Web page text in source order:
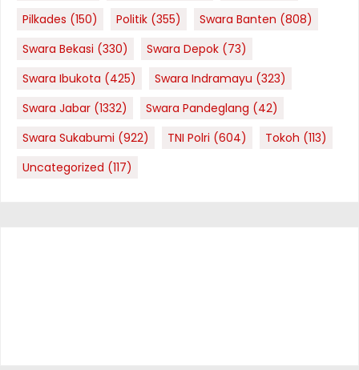
Pilkades (150) Politik (355) Swara Banten (808)
Swara Bekasi (330) Swara Depok (73)
Swara Ibukota (425) Swara Indramayu (323)
Swara Jabar (1332) Swara Pandeglang (42)
Swara Sukabumi (922) TNI Polri (604) Tokoh (113)
Uncategorized (117)